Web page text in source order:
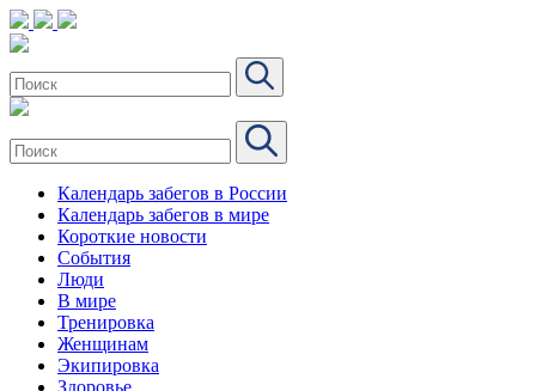
Календарь забегов в России
Календарь забегов в мире
Короткие новости
События
Люди
В мире
Тренировка
Женщинам
Экипировка
Здоровье